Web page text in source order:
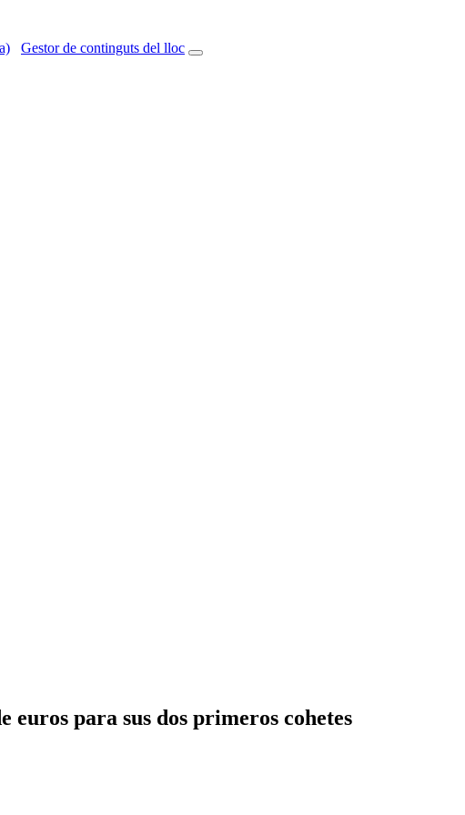
Gestor de continguts del lloc
para sus dos primeros cohetes